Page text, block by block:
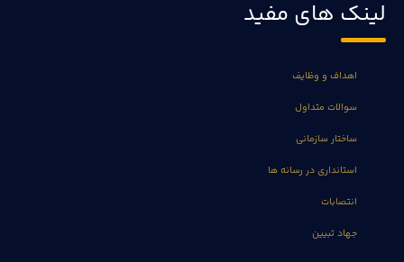
لینک های مفید
اهداف و وظایف
سوالات متداول
ساختار سازمانی
استانداری در رسانه ها
انتصابات
جهاد تبیین